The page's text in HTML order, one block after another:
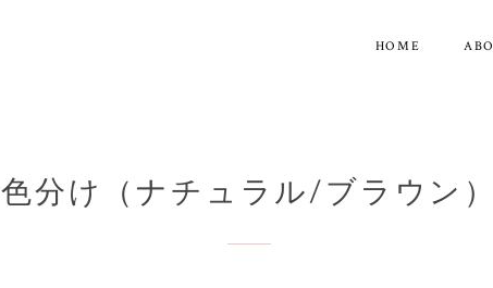
HOME
色分け（ナチュラル/ブラウン）